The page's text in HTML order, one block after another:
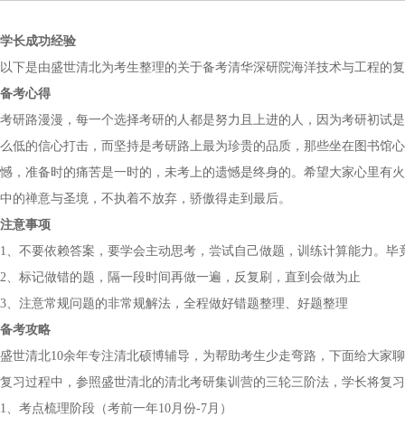
学长成功经验
以下是由盛世清北为考生整理的关于备考清华深研院海洋技术与工程的
备考心得
考研路漫漫，每一个选择考研的人都是努力且上进的人，因为考研初试
么低的信心打击，而坚持是考研路上最为珍贵的品质，那些坐在图书馆
憾，准备时的痛苦是一时的，未考上的遗憾是终身的。希望大家心里有
中的禅意与圣境，不执着不放弃，骄傲得走到最后。
注意事项
1、不要依赖答案，要学会主动思考，尝试自己做题，训练计算能力。
2、标记做错的题，隔一段时间再做一遍，反复刷，直到会做为止
3、注意常规问题的非常规解法，全程做好错题整理、好题整理
备考攻略
盛世清北10余年专注清北硕博辅导，为帮助考生少走弯路，下面给大家
复习过程中，参照盛世清北的清北考研集训营的三轮三阶法，学长将复
1、考点梳理阶段（考前一年10月份-7月）